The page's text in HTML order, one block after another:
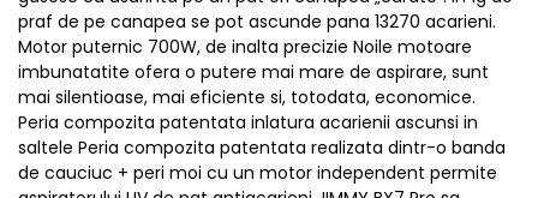
praf de pe canapea se pot ascunde pana 13270 acarieni.
Motor puternic 700W, de inalta precizie Noile motoare
imbunatatite ofera o putere mai mare de aspirare, sunt
mai silentioase, mai eficiente si, totodata, economice.
Peria compozita patentata inlatura acarienii ascunsi in
saltele Peria compozita patentata realizata dintr-o banda
de cauciuc + peri moi cu un motor independent permite